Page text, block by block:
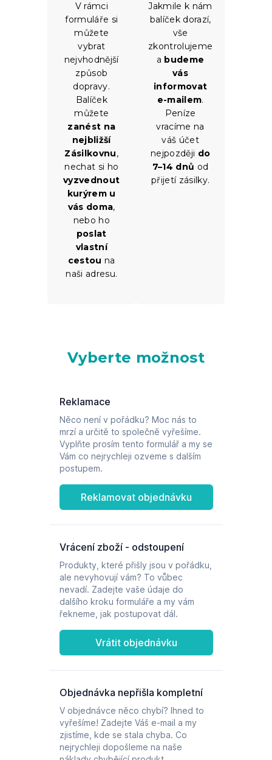
V rámci
formuláře si
můžete
vybrat
nejvhodnější
způsob
dopravy.
Balíček
můžete
zanést na
nejbližší
Zásilkovnu,
nechat si ho
vyzvednout
kurýrem u
vás doma,
nebo ho
poslat
vlastní
cestou na
naši adresu.
Jakmile k nám
balíček dorazí,
vše
zkontrolujeme
a budeme
vás
informovat
e-mailem.
Peníze
vracíme na
váš účet
nejpozději do
7–14 dnů od
přijetí zásilky.
Vyberte možnost